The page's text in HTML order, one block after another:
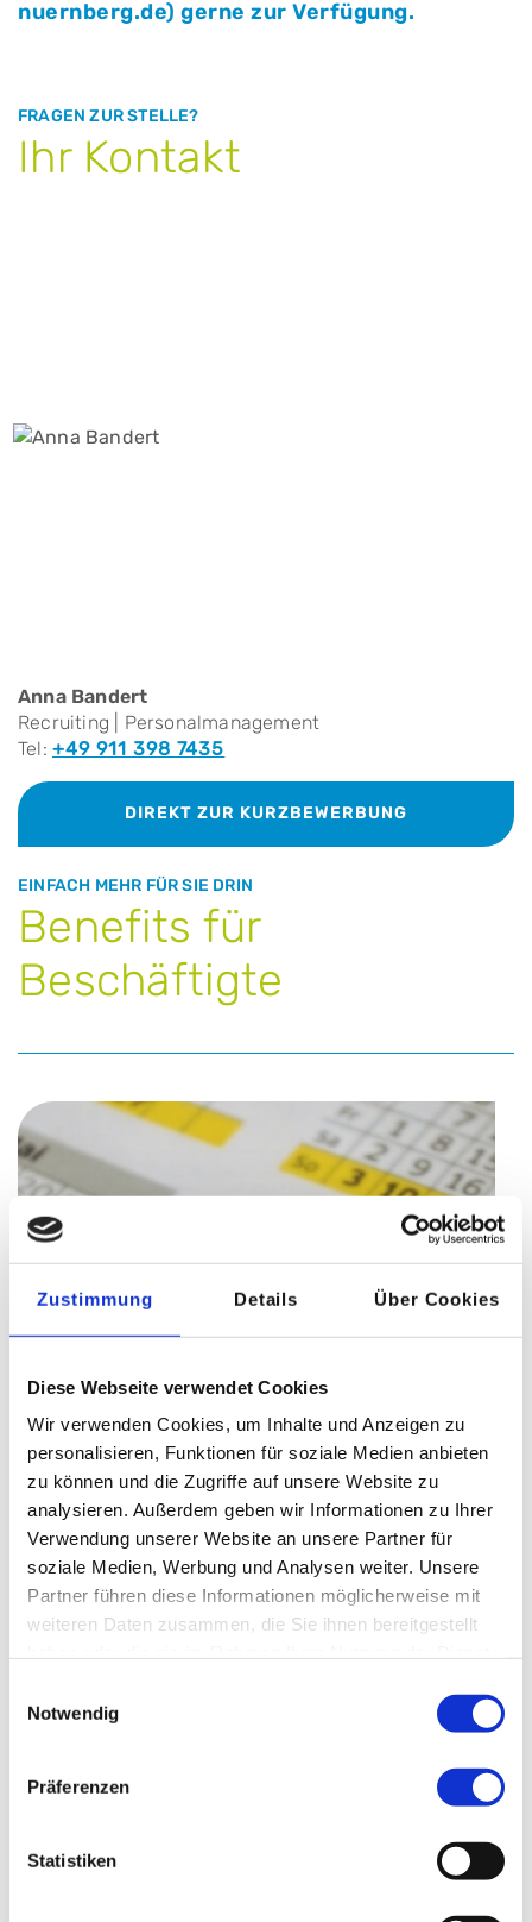
Zustimmung Details Über Cookies
Diese Webseite verwendet Cookies
Wir verwenden Cookies, um Inhalte und Anzeigen zu
personalisieren, Funktionen für soziale Medien anbieten
zu können und die Zugriffe auf unsere Website zu
analysieren. Außerdem geben wir Informationen zu Ihrer
Verwendung unserer Website an unsere Partner für
soziale Medien, Werbung und Analysen weiter. Unsere
Partner führen diese Informationen möglicherweise mit
weiteren Daten zusammen, die Sie ihnen bereitgestellt
Notwendig
Präferenzen
Statistiken
nuernberg.de) gerne zur Verfügung.
FRAGEN ZUR STELLE?
Ihr Kontakt
Anna Bandert
Recruiting | Personalmanagement
Tel: +49 911 398 7435
DIREKT ZUR KURZBEWERBUNG
EINFACH MEHR FÜR SIE DRIN
Benefits für
Beschäftigte
1